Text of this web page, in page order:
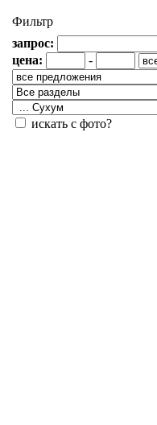
Фильтр
запрос:
цена:
-
искать с фото?